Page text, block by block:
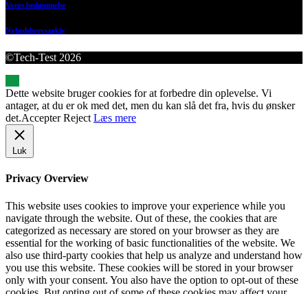
Vores bedømmelse
Nyhedsbrevsarkiv
©Tech-Test 2026
Dette website bruger cookies for at forbedre din oplevelse. Vi
antager, at du er ok med det, men du kan slå det fra, hvis du ønsker
det.Accepter Reject Læs mere
Luk
Privacy Overview
This website uses cookies to improve your experience while you
navigate through the website. Out of these, the cookies that are
categorized as necessary are stored on your browser as they are
essential for the working of basic functionalities of the website. We
also use third-party cookies that help us analyze and understand how
you use this website. These cookies will be stored in your browser
only with your consent. You also have the option to opt-out of these